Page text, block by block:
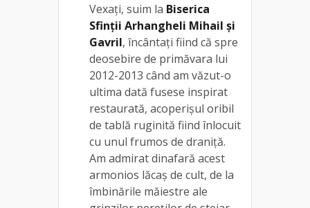
Vexați, suim la Biserica
Sfinții Arhangheli Mihail și
Gavril, încântați fiind că spre
deosebire de primăvara lui
2012-2013 când am văzut-o
ultima dată fusese inspirat
restaurată, acoperișul oribil
de tablă ruginită fiind înlocuit
cu unul frumos de draniță.
Am admirat dinafară acest
armonios lăcaș de cult, de la
îmbinările măiestre ale